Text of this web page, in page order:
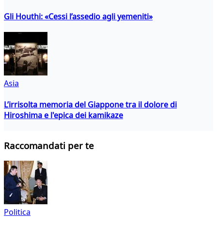
Gli Houthi: «Cessi l’assedio agli yemeniti»
Asia
L’irrisolta memoria del Giappone tra il dolore di
Hiroshima e l'epica dei kamikaze
Raccomandati per te
Politica